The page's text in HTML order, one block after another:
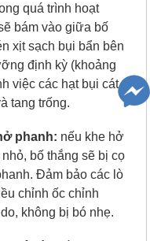
quá trình hoạt
bám vào giữa bố
xịt sạch bụi bẩn bên
định kỳ (khoảng
việc các hạt bụi cát
tang trống.
phanh: nếu khe hở
bố thắng sẽ bị cọ
Đảm bảo các lò
chỉnh ốc chỉnh
không bị bó nhẹ.